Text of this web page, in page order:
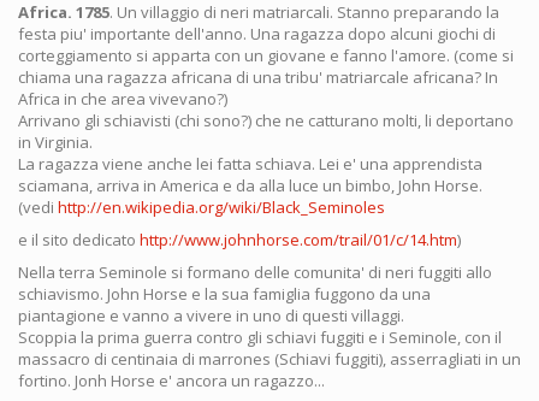
Africa. 1785. Un villaggio di neri matriarcali. Stanno preparando la
festa piu' importante dell'anno. Una ragazza dopo alcuni giochi di
corteggiamento si apparta con un giovane e fanno l'amore. (come si
chiama una ragazza africana di una tribu' matriarcale africana? In
Africa in che area vivevano?)
Arrivano gli schiavisti (chi sono?) che ne catturano molti, li deportano
in Virginia.
La ragazza viene anche lei fatta schiava. Lei e' una apprendista
sciamana, arriva in America e da alla luce un bimbo, John Horse.
(vedi http://en.wikipedia.org/wiki/Black_Seminoles
e il sito dedicato http://www.johnhorse.com/trail/01/c/14.htm)
Nella terra Seminole si formano delle comunita' di neri fuggiti allo
schiavismo. John Horse e la sua famiglia fuggono da una
piantagione e vanno a vivere in uno di questi villaggi.
Scoppia la prima guerra contro gli schiavi fuggiti e i Seminole, con il
massacro di centinaia di marrones (Schiavi fuggiti), asserragliati in un
fortino. Jonh Horse e' ancora un ragazzo...